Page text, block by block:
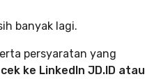
banyak lagi.
persyaratan yang
ke LinkedIn JD.ID atau